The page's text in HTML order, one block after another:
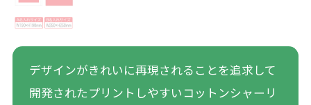
デザインがきれいに再現されることを追求して
開発されたプリントしやすいコットンシャーリ